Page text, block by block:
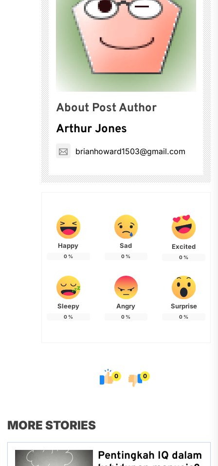
About Post Author
Arthur Jones
brianhoward1503@gmail.com
Happy
0%
Sad
0 %
Excited
0 %
Sleepy
0%
Angry
0 %
Surprise
0 %
0 0
MORE STORIES
Pentingkah IQ dalam